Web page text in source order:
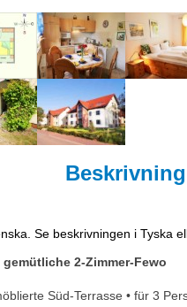
Beskrivning
Se beskrivningen i Tyska
2-Zimmer-Fewo
Süd-Terrasse • für 3